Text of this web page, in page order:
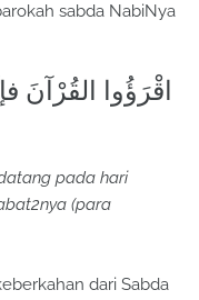
sabda NabiNya
اقْرَؤُوا القُرْآنَ
pada hari
(para
dari Sabda